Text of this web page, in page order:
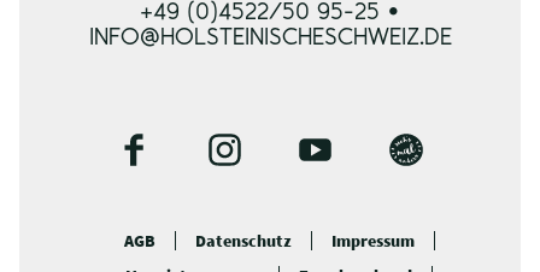
+49 (0)4522/50 95-25 •
INFO@HOLSTEINISCHESCHWEIZ.DE
F
e
I
t
Y
B
g
AGB Datenschutz
Impressum